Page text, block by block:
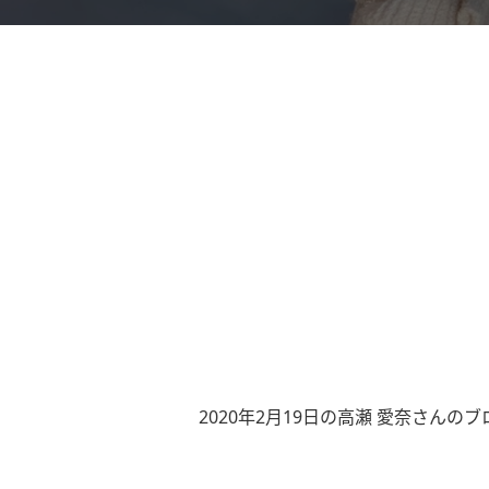
2020年2月19日の高瀬 愛奈さんのブ